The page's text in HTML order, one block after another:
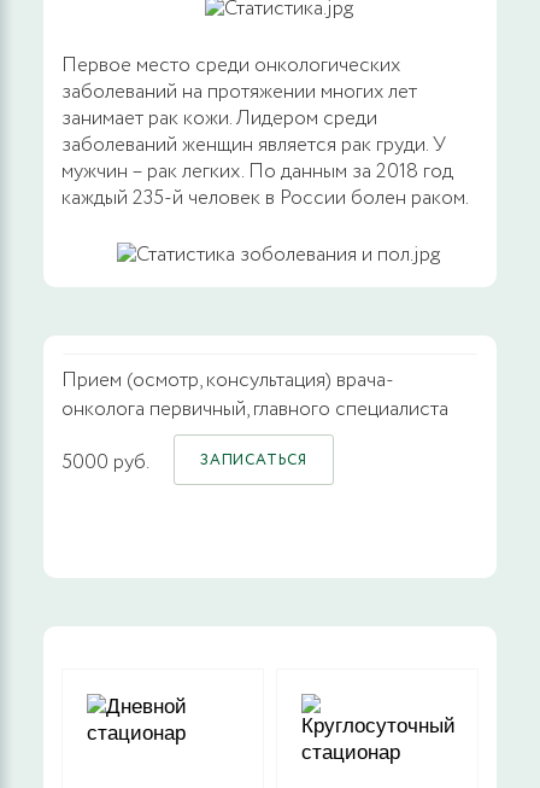
Первое место среди онкологических
заболеваний на протяжении многих лет
занимает рак кожи. Лидером среди
заболеваний женщин является рак груди. У
мужчин – рак легких. По данным за 2018 год
каждый 235-й человек в России болен раком.
Прием (осмотр, консультация) врача-
онколога первичный, главного специалиста
5000 руб.
ЗАПИСАТЬСЯ